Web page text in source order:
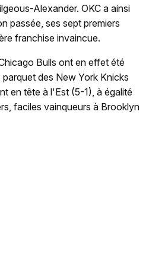
Alexander. OKC a ainsi
passée, ses sept premiers
franchise invaincue.
Bulls ont en effet été
des New York Knicks
en tête à l'Est (5-1), à égalité
faciles vainqueurs à Brooklyn